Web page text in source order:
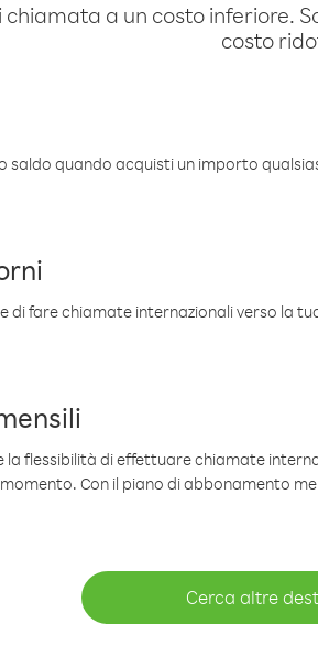
a un costo inferiore.
costo
saldo quando acquisti un importo
di fare chiamate internazionali verso la
flessibilità di effettuare chiamate
Con il piano di abbonamento
Cerca altre